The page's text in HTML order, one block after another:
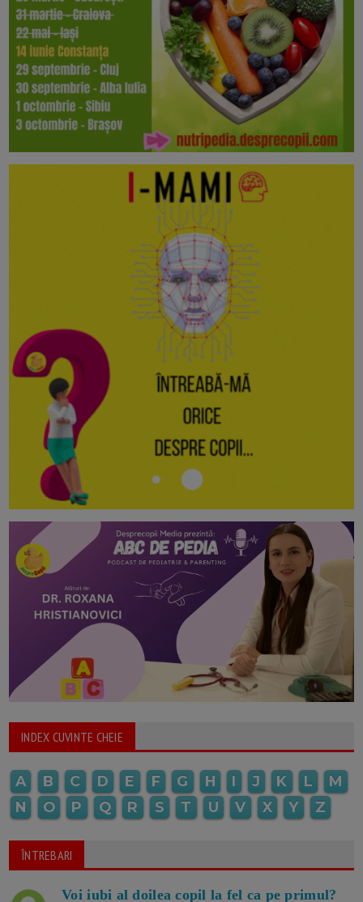
INDEX CUVINTE CHEIE
A B C D E F G H I J K L
M
N
O P Q R S T U V X Y Z
ÎNTREBARI
Voi iubi al doilea copil la fel ca pe primul?